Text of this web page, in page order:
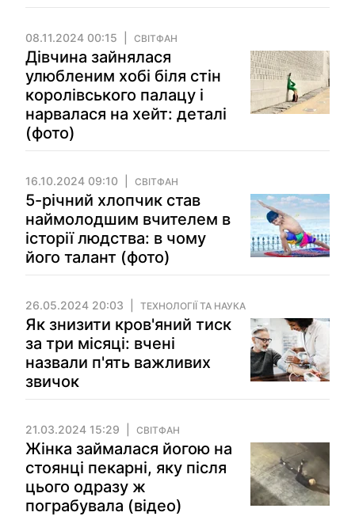
08.11.2024 00:15 СВІТФАН
Дівчина зайнялася
улюбленим хобі біля стін
королівського палацу і
нарвалася на хейт: деталі
(фото)
16.10.2024 09:10 СВІТФАН
5-річний хлопчик став
наймолодшим вчителем в
історії людства: в чому
його талант (фото)
26.05.2024 20:03 ТЕХНОЛОГІЇ ТА НАУКА
Як знизити кров'яний тиск
за три місяці: вчені
назвали п'ять важливих
звичок
21.03.2024 15:29 СВІТФАН
Жінка займалася йогою на
стоянці пекарні, яку після
цього одразу ж
пограбувала (відео)